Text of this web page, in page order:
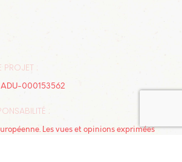
:
000153562
:
Les vues et opinions exprimées